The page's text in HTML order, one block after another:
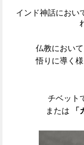
インド神話におい
仏教におい
悟りに導く
チベット
または
「